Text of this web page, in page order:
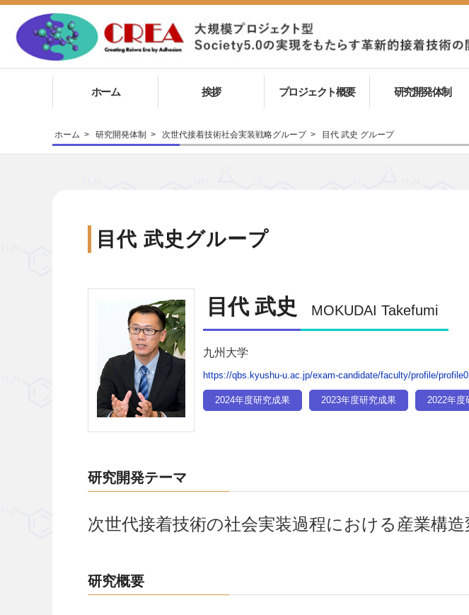
ホーム 挨拶 プロジェクト概要 研究開発体制
ホーム > 研究開発体制 > 次世代接着技術社会実装戦略グループ > 目代 武史 グループ
目代 武史グループ
目代 武史 MOKUDAI Takefumi
九州大学
https://qbs.kyushu-u.ac.jp/exam-candidate/faculty/profile/
2024年度研究成果 2023年度研究成果 2022年度
研究開発テーマ
次世代接着技術の社会実装過程における産業構
研究概要